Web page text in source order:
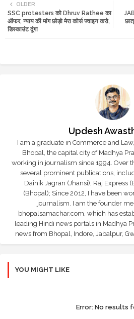
tte
OLDER
SSC protesters को Dhruv Rathee का
ऑफर, न्याय की मांग छोड़ो मेरा कोर्स ज्वाइन करो,
डिस्काउंट दूंगा
Updesh
I am a graduate in Commerce and
Bhopal, the capital city of Madhya
working in journalism since 1994. Over
several prominent publications,
Dainik Jagran (Jhansi), Raj Express
(Bhopal); Since 2012, I have been
journalism. I am the founder
bhopalsamachar.com, which has
leading Hindi news portals in Madhya
news from Bhopal, Indore, Jabalpur,
YOU MIGHT LIKE
Error: No results